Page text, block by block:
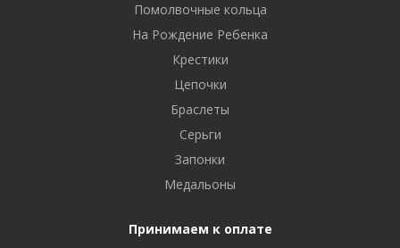
Помолвочные кольца
На Рождение Ребенка
Крестики
Цепочки
Браслеты
Серьги
Запонки
Медальоны
Принимаем к оплате